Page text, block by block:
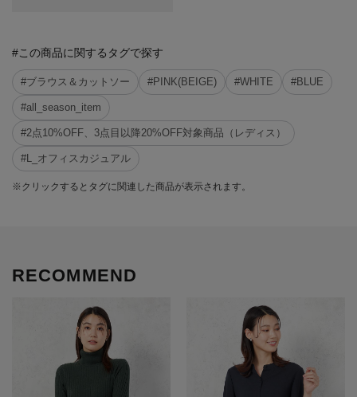
#この商品に関するタグで探す
#ブラウス＆カットソー #PINK(BEIGE) #WHITE #BLUE
#all_season_item
#2点10%OFF、3点目以降20%OFF対象商品（レディス）
#L_オフィスカジュアル
※クリックするとタグに関連した商品が表示されます。
RECOMMEND